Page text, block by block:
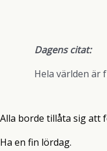
Dagens citat:
Hela världen är
Alla borde tillåta sig att
Ha en fin lördag.